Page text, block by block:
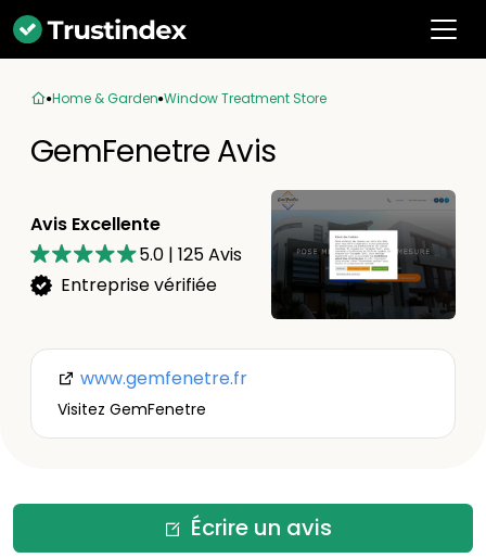
Home & Garden Window Treatment Store
GemFenetre Avis
Avis Excellente
5.0 | 125Avis
Entreprise vérifiée
www.gemfenetre.fr
Visitez GemFenetre
Écrire un avis